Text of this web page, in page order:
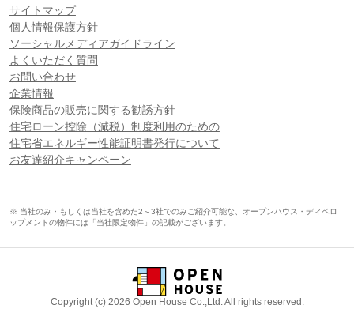
サイトマップ
個人情報保護方針
ソーシャルメディアガイドライン
よくいただく質問
お問い合わせ
企業情報
保険商品の販売に関する勧誘方針
住宅ローン控除（減税）制度利用のための
住宅省エネルギー性能証明書発行について
お友達紹介キャンペーン
※ 当社のみ・もしくは当社を含めた2～3社でのみご紹介可能な、オープンハウス・ディベロ
ップメントの物件には「当社限定物件」の記載がございます。
Copyright (c) 2026 Open House Co.,Ltd. All rights reserved.